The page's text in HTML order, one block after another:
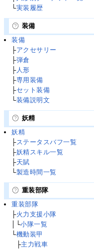
└実装履歴
装備
装備
├アクセサリー
├弾倉
├人形
├専用装備
├セット装備
└装備説明文
妖精
妖精
├ステータスバフ一覧
├妖精スキル一覧
├天賦
└製造時間一覧
重装部隊
重装部隊
├火力支援小隊
│└小隊一覧
└機動装甲
├主力戦車